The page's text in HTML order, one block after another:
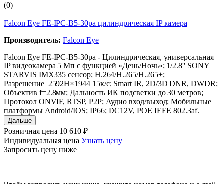
(0)
Falcon Eye FE-IPC-B5-30pa цилиндрическая IP камера
Производитель: Falcon Eye
Falcon Eye FE-IPC-B5-30pa - Цилиндрическая, универсальная
IP видеокамера 5 Мп с функцией «День/Ночь»; 1/2.8'' SONY
STARVIS IMX335 сенсор; Н.264/H.265/H.265+;
Разрешение 2592H×1944 15к/с; Smart IR, 2D/3D DNR, DWDR;
Объектив f=2.8мм; Дальность ИК подсветки до 30 метров;
Протокол ONVIF, RTSP, P2P; Аудио вход/выход; Мобильные
платформы Android/IOS; IP66; DC12V, POE IEEE 802.3af.
Дальше
Розничная цена 10 610 ₽
Индивидуальная цена Узнать цену
Запросить цену ниже